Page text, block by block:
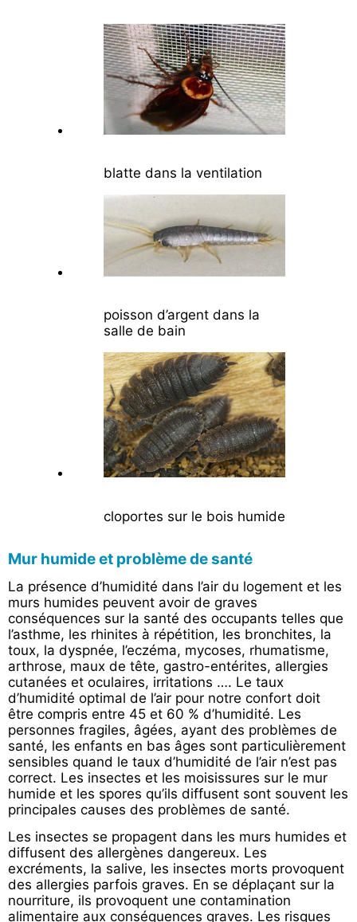
blatte dans la ventilation
poisson d’argent dans la
salle de bain
cloportes sur le bois humide
Mur humide et problème de santé
La présence d’humidité dans l’air du logement et les
murs humides peuvent avoir de graves
conséquences sur la santé des occupants telles que
l’asthme, les rhinites à répétition, les bronchites, la
toux, la dyspnée, l’eczéma, mycoses, rhumatisme,
arthrose, maux de tête, gastro-entérites, allergies
cutanées et oculaires, irritations …. Le taux
d’humidité optimal de l’air pour notre confort doit
être compris entre 45 et 60 % d’humidité. Les
personnes fragiles, âgées, ayant des problèmes de
santé, les enfants en bas âges sont particulièrement
sensibles quand le taux d’humidité de l’air n’est pas
correct. Les insectes et les moisissures sur le mur
humide et les spores qu’ils diffusent sont souvent les
principales causes des problèmes de santé.
Les insectes se propagent dans les murs humides et
diffusent des allergènes dangereux. Les
excréments, la salive, les insectes morts provoquent
des allergies parfois graves. En se déplaçant sur la
nourriture, ils provoquent une contamination
alimentaire aux conséquences graves. Les risques